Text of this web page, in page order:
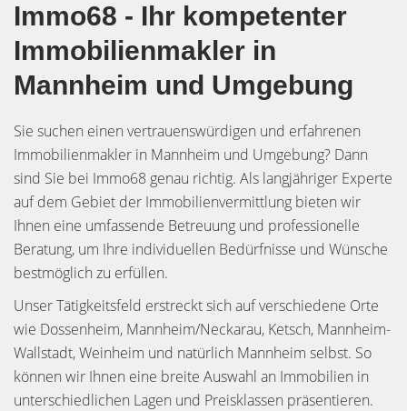
Immo68 - Ihr kompetenter
Immobilienmakler in
Mannheim und Umgebung
Sie suchen einen vertrauenswürdigen und erfahrenen
Immobilienmakler in Mannheim und Umgebung? Dann
sind Sie bei Immo68 genau richtig. Als langjähriger Experte
auf dem Gebiet der Immobilienvermittlung bieten wir
Ihnen eine umfassende Betreuung und professionelle
Beratung, um Ihre individuellen Bedürfnisse und Wünsche
bestmöglich zu erfüllen.
Unser Tätigkeitsfeld erstreckt sich auf verschiedene Orte
wie Dossenheim, Mannheim/Neckarau, Ketsch, Mannheim-
Wallstadt, Weinheim und natürlich Mannheim selbst. So
können wir Ihnen eine breite Auswahl an Immobilien in
unterschiedlichen Lagen und Preisklassen präsentieren.